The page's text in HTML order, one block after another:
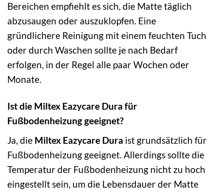
Bereichen empfiehlt es sich, die Matte täglich
abzusaugen oder auszuklopfen. Eine
gründlichere Reinigung mit einem feuchten Tuch
oder durch Waschen sollte je nach Bedarf
erfolgen, in der Regel alle paar Wochen oder
Monate.
Ist die Miltex Eazycare Dura für
Fußbodenheizung geeignet?
Ja, die Miltex Eazycare Dura ist grundsätzlich für
Fußbodenheizung geeignet. Allerdings sollte die
Temperatur der Fußbodenheizung nicht zu hoch
eingestellt sein, um die Lebensdauer der Matte